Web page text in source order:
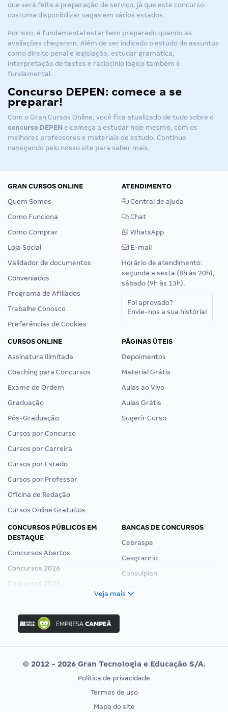
que será feita a preparação de serviço, já que este concurso
costuma disponibilizar vagas em vários estados.
Por isso, é fundamental estar bem preparado quando as
avaliações chegarem. Além de ser indicado o estudo de assuntos
como direito penal e legislação, estudar gramática,
interpretação de textos e raciocínio lógico também é
fundamental.
Concurso DEPEN: comece a se
preparar!
Com o Gran Cursos Online, você fica atualizado de tudo sobre o
concurso DEPEN e começa a estudar hoje mesmo, com os
melhores professores e materiais de estudo. Continue
navegando pelo nosso site para saber mais.
GRAN CURSOS ONLINE
Quem Somos
Como Funciona
Como Comprar
Loja Social
Validador de documentos
Conveniados
Programa de Afiliados
Trabalhe Conosco
Preferências de Cookies
ATENDIMENTO
Central de ajuda
Chat
WhatsApp
E-mail
Horário de atendimento:
segunda a sexta (8h às 20h),
sábado (9h às 13h).
Foi aprovado?
Envie-nos a sua história!
CURSOS ONLINE
Assinatura Ilimitada
Coaching para Concursos
Exame de Ordem
Graduação
Pós-Graduação
Cursos por Concurso
Cursos por Carreira
Cursos por Estado
Cursos por Professor
Oficina de Redação
Cursos Online Gratuitos
PÁGINAS ÚTEIS
Depoimentos
Material Grátis
Aulas ao Vivo
Aulas Grátis
Sugerir Curso
CONCURSOS PÚBLICOS EM
DESTAQUE
Concursos Abertos
Concursos 2026
Concursos 2025
Concurso Ibama
Concurso MPU
Editais publicados
BANCAS DE CONCURSOS
Cebraspe
Cesgranrio
Consulplan
Vunesp
CONCURSOS POR PROFISSÃO
EXAME DE ORDEM
Veja mais
© 2012 - 2026 Gran Tecnologia e Educação S/A.
Política de privacidade
Termos de uso
Mapa do site